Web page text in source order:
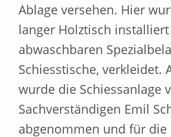
Ablage versehen. Hier
langer Holztisch
abwaschbaren
Schiesstische, verkleidet.
wurde die Schiessanlage
Sachverständigen Emil
abgenommen und für die